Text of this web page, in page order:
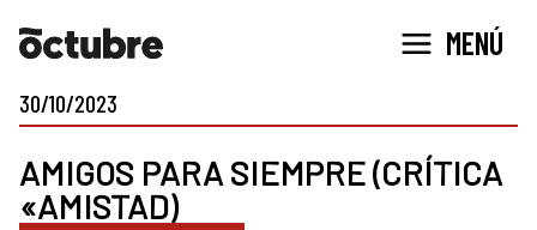
MENÚ
30/10/2023
AMIGOS PARA SIEMPRE (CRÍTICA
«AMISTAD)